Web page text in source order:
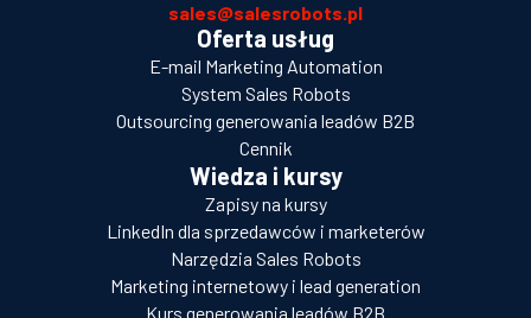
sales@salesrobots.pl
Oferta usług
E-mail Marketing Automation
System Sales Robots
Outsourcing generowania leadów B2B
Cennik
Wiedza i kursy
Zapisy na kursy
LinkedIn dla sprzedawców i marketerów
Narzędzia Sales Robots
Marketing internetowy i lead generation
Kurs generowania leadów B2B